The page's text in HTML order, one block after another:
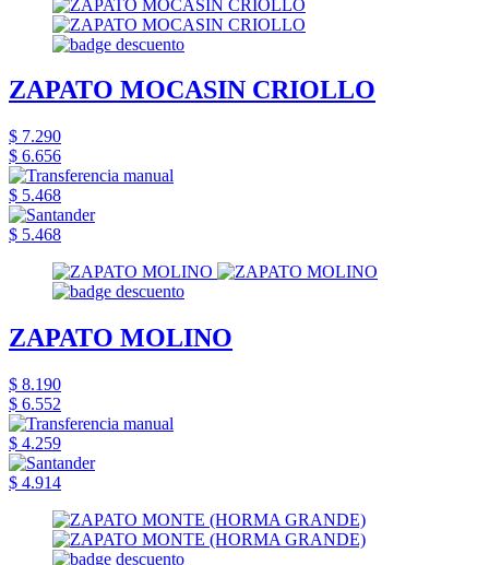
ZAPATO MOCASIN CRIOLLO
$ 7.290
$ 6.656
$ 5.468
$ 5.468
ZAPATO MOLINO
$ 8.190
$ 6.552
$ 4.259
$ 4.914